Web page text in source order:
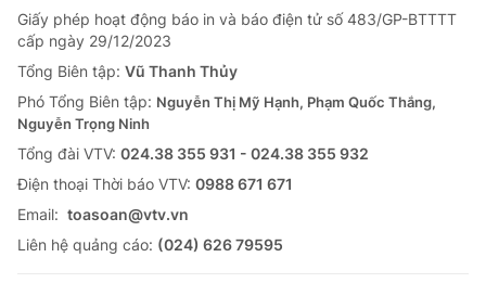
Giấy phép hoạt động báo in và báo điện tử số 483/GP-BTTTT
cấp ngày 29/12/2023
Tổng Biên tập: Vũ Thanh Thủy
Phó Tổng Biên tập: Nguyễn Thị Mỹ Hạnh, Phạm Quốc Thắng,
Nguyễn Trọng Ninh
Tổng đài VTV: 024.38 355 931 - 024.38 355 932
Ðiện thoại Thời báo VTV: 0988 671 671
Email: toasoan@vtv.vn
Liên hệ quảng cáo: (024) 626 79595